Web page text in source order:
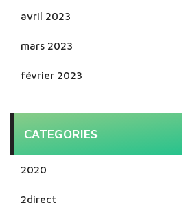
avril 2023
mars 2023
février 2023
CATEGORIES
2020
2direct